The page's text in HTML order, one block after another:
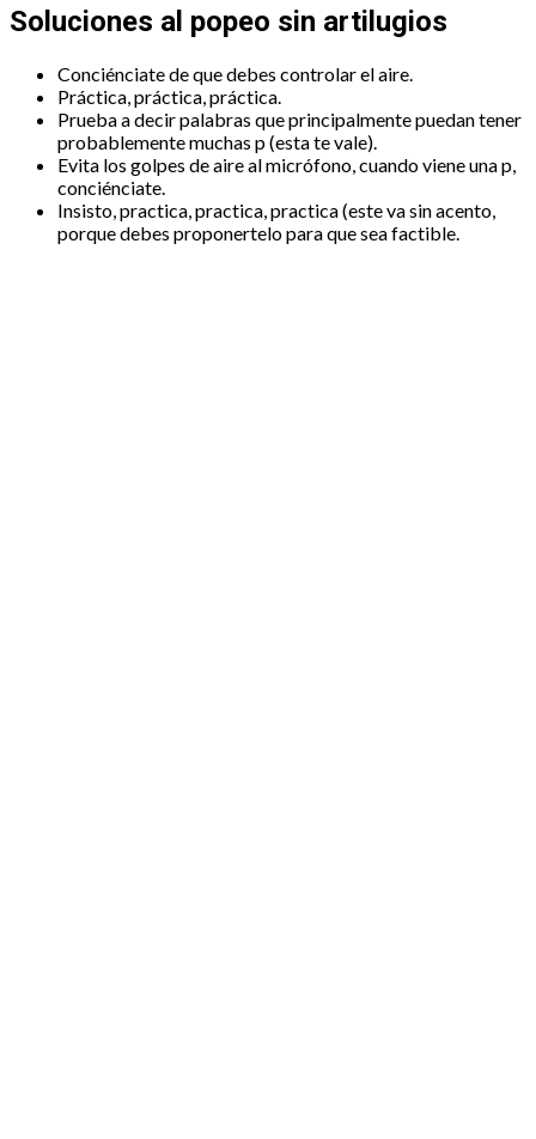
Soluciones al popeo sin artilugios
Conciénciate de que debes controlar el aire.
Práctica, práctica, práctica.
Prueba a decir palabras que principalmente puedan tener
probablemente muchas p (esta te vale).
Evita los golpes de aire al micrófono, cuando viene una p,
conciénciate.
Insisto, practica, practica, practica (este va sin acento,
porque debes proponertelo para que sea factible.